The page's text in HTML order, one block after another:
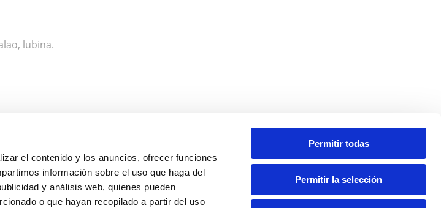
el contenido y los anuncios, ofrecer funciones
información sobre el uso que haga del
y análisis web, quienes pueden
o que hayan recopilado a partir del uso
Permitir todas
Permitir la selección
lubina.
tienen ese poder de transformar cualquier plato sencillo en algo memorable. No se
y disfrutar del sabor auténtico que dan.
salsas y mucho más en nuestro restaurante Font Del Llop Terraza. Allí las